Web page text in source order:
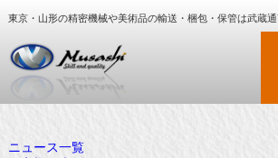
東京・山形の精密機械や美術品の輸送・梱包・保管は武蔵
大型精密機械・美術品・
ニュース一覧